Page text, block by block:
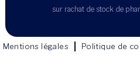
sur rachat de stock de
Mentions légales Politique de